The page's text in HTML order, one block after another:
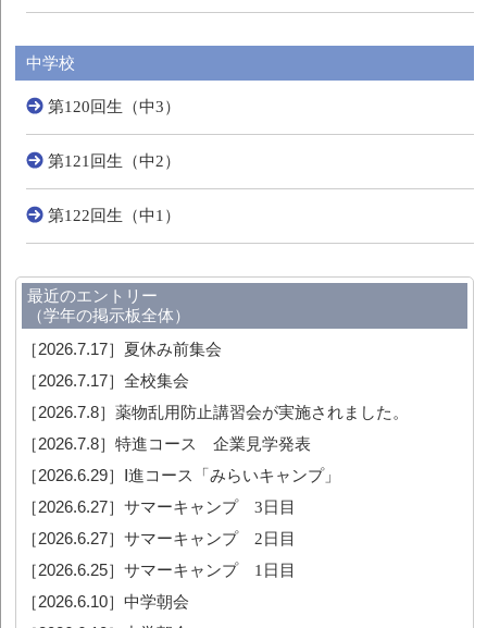
中学校
第120回生（中3）
第121回生（中2）
第122回生（中1）
最近のエントリー
（学年の掲示板全体）
［2026.7.17］ 夏休み前集会
［2026.7.17］全校集会
［2026.7.8］薬物乱用防止講習会が実施されました。
［2026.7.8］特進コース 企業見学発表
［2026.6.29］ Ⅰ進コース「みらいキャンプ」
［2026.6.27］サマーキャンプ 3日目
［2026.6.27］サマーキャンプ 2日目
［2026.6.25］サマーキャンプ 1日目
［2026.6.10］中学朝会